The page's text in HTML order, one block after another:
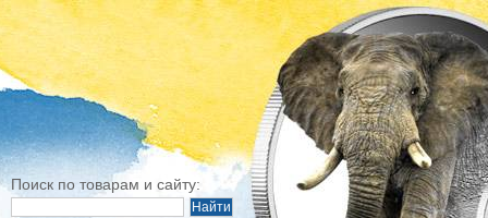
Поиск по товарам и сайту: